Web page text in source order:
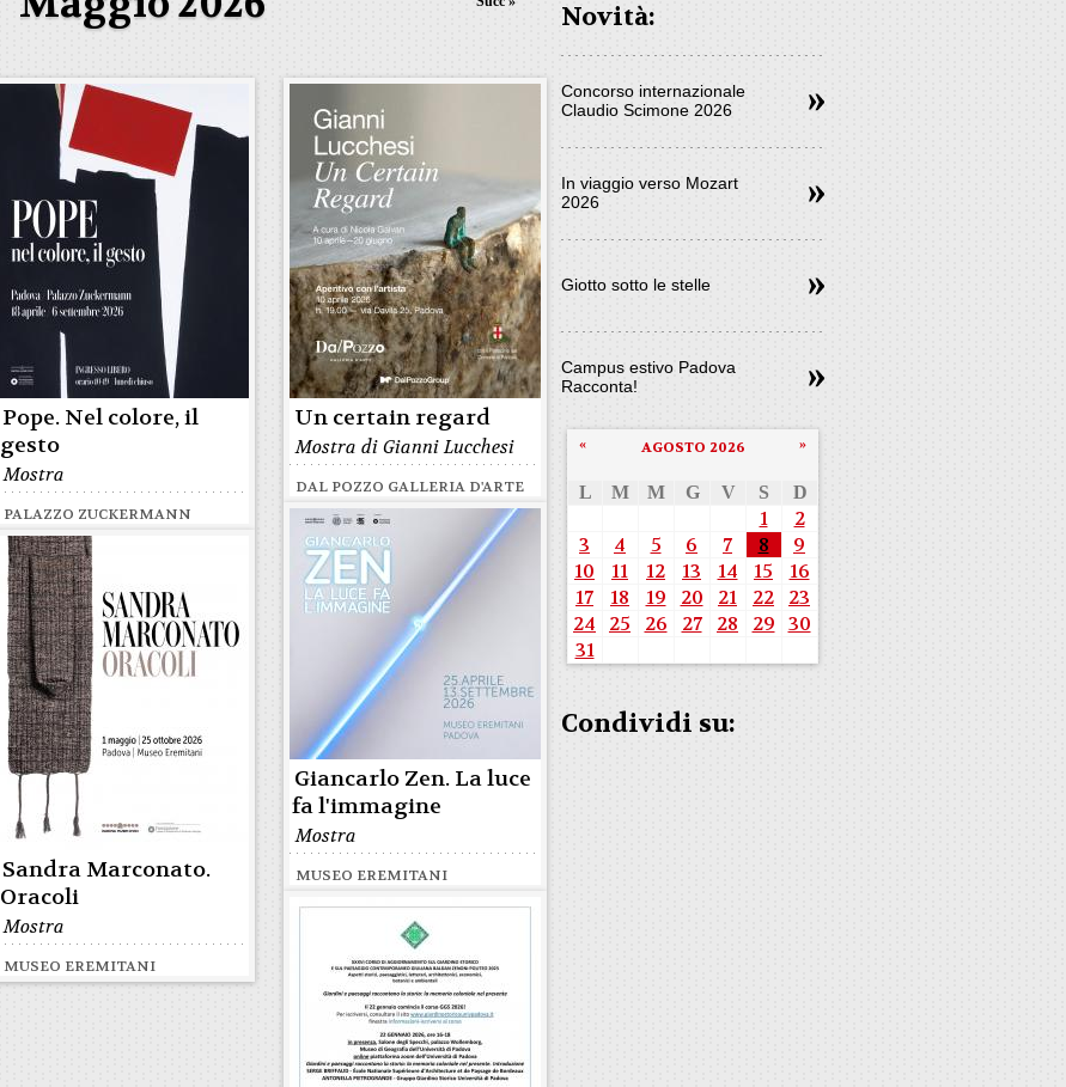
Pope. Nel colore, il
gesto
Mostra
PALAZZO ZUCKERMANN
Un certain regard
Mostra di Gianni Lucchesi
DAL POZZO GALLERIA D'ARTE
Giancarlo Zen. La luce
fa l'immagine
Mostra
MUSEO EREMITANI
Sandra Marconato.
Oracoli
Mostra
MUSEO EREMITANI
Novità:
Concorso internazionale
Claudio Scimone 2026
In viaggio verso Mozart
2026
Giotto sotto le stelle
Campus estivo Padova
Racconta!
AGOSTO 2026
« »
L M M G V S D
1
2
3
4 5 6 7 8
9
10
11 12 13 14 15
16
17
18 19 20 21 22
23
24
25 26 27 28 29 30
31
Condividi su: